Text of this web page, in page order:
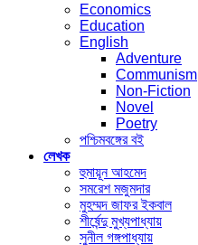
Economics
Education
English
Adventure
Communism
Non-Fiction
Novel
Poetry
পশ্চিমবঙ্গের বই
লেখক
হুমায়ূন আহমেদ
সমরেশ মজুমদার
মুহম্মদ জাফর ইকবাল
শীর্ষেন্দু মুখ্যপাধ্যায়
সুনীল গঙ্গপাধ্যায়